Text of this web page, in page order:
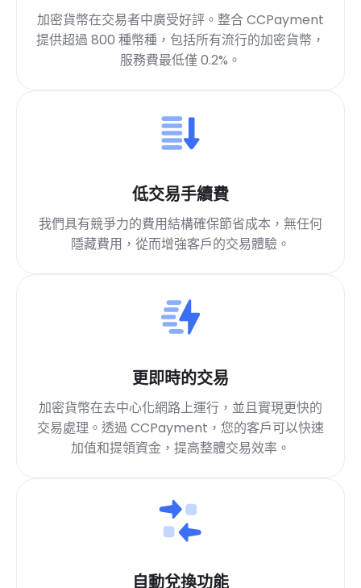
加密貨幣在交易者中廣受好評。整合 CCPayment
提供超過 800 種幣種，包括所有流行的加密貨幣，
服務費最低僅 0.2%。
低交易手續費
我們具有競爭力的費用結構確保節省成本，無任何
隱藏費用，從而增強客戶的交易體驗。
更即時的交易
加密貨幣在去中心化網路上運行，並且實現更快的
交易處理。透過 CCPayment，您的客戶可以快速
加值和提領資金，提高整體交易效率。
自動兌換功能